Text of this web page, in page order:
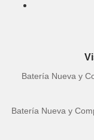
Batería Nueva y
Batería Nueva y